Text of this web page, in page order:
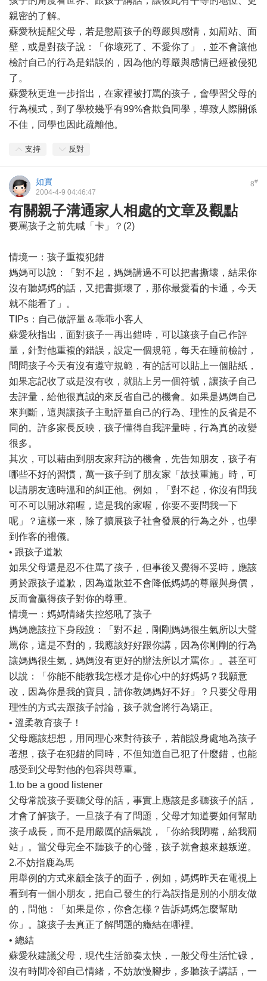
親密的了解。
蘇愛秋提醒父母，若是懲罰孩子的尊嚴與感情，如罰站、面
壁，或是對孩子說：「你壞死了、不愛你了」，並不會讓他
檢討自己的行為是錯誤的，因為他的尊嚴與感情已經被侵犯
了。
蘇愛秋更進一步指出，在家裡被打罵的孩子，會學習父母的
行為模式，到了學校幾乎有99%會欺負同學，導致人際關係
不佳，同學也因此疏離他。
支持 反對
8#
如實
2004-4-9 04:46:47
有關親子溝通家人相處的文章及觀點
要罵孩子之前先喊「卡」？(2)
情境一：孩子重複犯錯
媽媽可以說：「對不起，媽媽講過不可以把書撕壞，結果你
沒有聽媽媽的話，又把書撕壞了，那你最愛看的卡通，今天
就不能看了」。
TIPs：自己做評量＆乖乖小客人
蘇愛秋指出，面對孩子一再出錯時，可以讓孩子自己作評
量，針對他重複的錯誤，設定一個規範，每天在睡前檢討，
問問孩子今天有沒有遵守規範，有的話可以貼上一個貼紙，
如果忘記收了或是沒有收，就貼上另一個符號，讓孩子自己
去評量，給他很真誠的來反省自己的機會。如果是媽媽自己
來判斷，這與讓孩子主動評量自己的行為、理性的反省是不
同的。許多家長反映，孩子懂得自我評量時，行為真的改變
很多。
其次，可以藉由到朋友家拜訪的機會，先告知朋友，孩子有
哪些不好的習慣，萬一孩子到了朋友家「故技重施」時，可
以請朋友適時溫和的糾正他。例如，「對不起，你沒有問我
可不可以開冰箱喔，這是我的家喔，你要不要問我一下
呢」？這樣一來，除了擴展孩子社會發展的行為之外，也學
到作客的禮儀。
• 跟孩子道歉
如果父母還是忍不住罵了孩子，但事後又覺得不妥時，應該
勇於跟孩子道歉，因為道歉並不會降低媽媽的尊嚴與身價，
反而會贏得孩子對你的尊重。
情境一：媽媽情緒失控怒吼了孩子
媽媽應該拉下身段說：「對不起，剛剛媽媽很生氣所以大聲
罵你，這是不對的，我應該好好跟你講，因為你剛剛的行為
讓媽媽很生氣，媽媽沒有更好的辦法所以才罵你」。甚至可
以說：「你能不能教我怎樣才是你心中的好媽媽？我願意
改，因為你是我的寶貝，請你教媽媽好不好」？只要父母用
理性的方式去跟孩子討論，孩子就會將行為矯正。
• 溫柔教育孩子！
父母應該想想，用同理心來對待孩子，若能設身處地為孩子
著想，孩子在犯錯的同時，不但知道自己犯了什麼錯，也能
感受到父母對他的包容與尊重。
1.to be a good listener
父母常說孩子要聽父母的話，事實上應該是多聽孩子的話，
才會了解孩子。一旦孩子有了問題，父母才知道要如何幫助
孩子成長，而不是用嚴厲的語氣說，「你給我閉嘴，給我罰
站」。當父母完全不聽孩子的心聲，孩子就會越來越叛逆。
2.不妨指鹿為馬
用舉例的方式來顧全孩子的面子，例如，媽媽昨天在電視上
看到有一個小朋友，把自己發生的行為誤指是別的小朋友做
的，問他：「如果是你，你會怎樣？告訴媽媽怎麼幫助
你」。讓孩子去真正了解問題的癥結在哪裡。
• 總結
蘇愛秋建議父母，現代生活節奏太快，一般父母生活忙碌，
沒有時間冷卻自己情緒，不妨放慢腳步，多聽孩子講話，一